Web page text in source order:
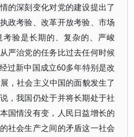
的深刻变化对党的建设提出了
政考验、改革开放考验、市场
验是长期的、复杂的、严峻
严治党的任务比过去任何时候
过新中国成立60多年特别是改
，社会主义中国的面貌发生了
，我国仍处于并将长期处于社
国情没有变，人民日益增长的
社会生产之间的矛盾这一社会